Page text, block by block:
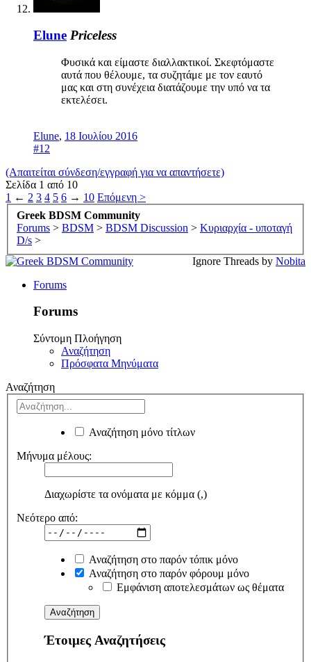
Elune Priceless
Φυσικά και είμαστε διαλλακτικοί. Σκεφτόμαστε
αυτά που θέλουμε, τα συζητάμε με τον εαυτό
μας και στη συνέχεια διατάζουμε την υπό να τα
εκτελέσει.
Elune, 18 Ιουλίου 2016
#12
(Απαιτείται σύνδεση/εγγραφή για να απαντήσετε)
Σελίδα 1 από 10
1 ← 2 3 4 5 6 → 10 Επόμενη >
Greek BDSM Community
Forums > BDSM > BDSM Discussion > Κυριαρχία - υποταγή
D/s >
Ignore Threads by Nobita
Forums
Forums
Σύντομη Πλοήγηση
Αναζήτηση
Πρόσφατα Μηνύματα
Αναζήτηση
Αναζήτηση μόνο τίτλων
Μήνυμα μέλους:
Διαχωρίστε τα ονόματα με κόμμα (,)
Νεότερο από:
Αναζήτηση στο παρόν τόπικ μόνο
Αναζήτηση στο παρόν φόρουμ μόνο
Εμφάνιση αποτελεσμάτων ως θέματα
Έτοιμες Αναζητήσεις